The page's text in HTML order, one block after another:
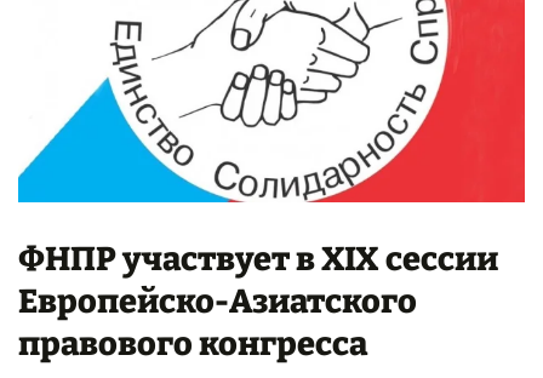
ФНПР участвует в XIX сессии
Европейско-Азиатского
правового конгресса